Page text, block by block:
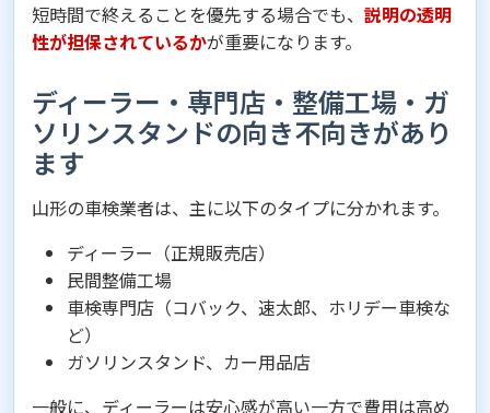
短時間で終えることを優先する場合でも、 説明の透明
性が担保されているかが重要になります。
ディーラー・専門店・整備工場・ガ
ソリンスタンドの向き不向きがあり
ます
山形の車検業者は、主に以下のタイプに分かれます。
ディーラー（正規販売店）
民間整備工場
車検専門店（コバック、速太郎、ホリデー車検な
ど）
ガソリンスタンド、カー用品店
一般に、ディーラーは安心感が高い一方で費用は高め